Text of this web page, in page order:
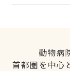
動物病
首都圏を中心